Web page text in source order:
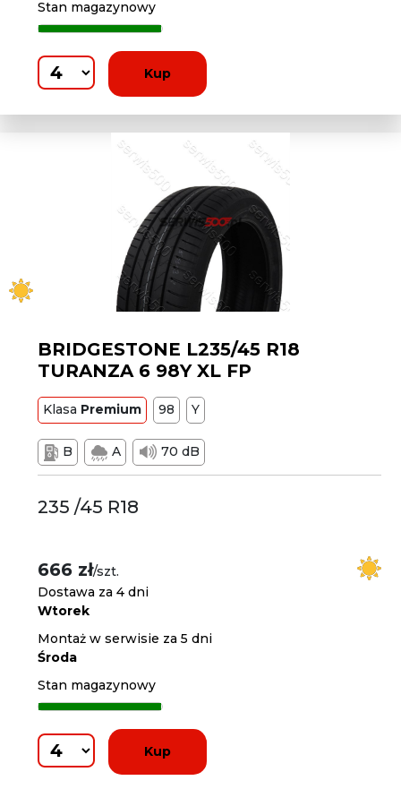
Stan magazynowy
Kup
BRIDGESTONE L235/45 R18
TURANZA 6 98Y XL FP
Klasa Premium 98 Y
B A 70 dB
235 /45 R18
666 zł/szt.
Dostawa za 4 dni
Wtorek
Montaż w serwisie za 5 dni
Środa
Stan magazynowy
Kup